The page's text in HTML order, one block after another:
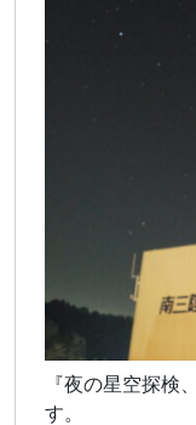
『夜の星空探検
す。